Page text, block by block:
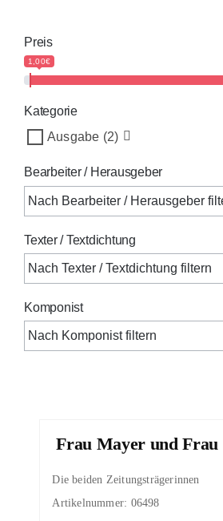
Frau Mayer und Frau
Die beiden Zeitungsträgerinnen
Artikelnummer: 06498
Preis
1,00€
Kategorie
Ausgabe (2)
Bearbeiter / Herausgeber
Texter / Textdichtung
Komponist